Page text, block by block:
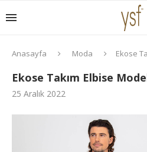
Anasayfa Moda Ekose
Ekose Takım Elbise
25 Aralık 2022